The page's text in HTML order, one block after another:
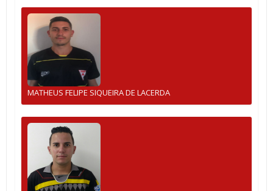
MATHEUS FELIPE SIQUEIRA DE LACERDA